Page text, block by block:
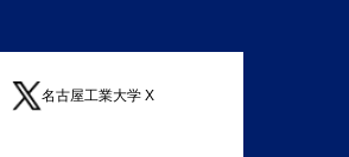
名古屋工業大学 X